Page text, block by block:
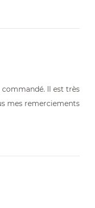
Il est très
mes remerciements